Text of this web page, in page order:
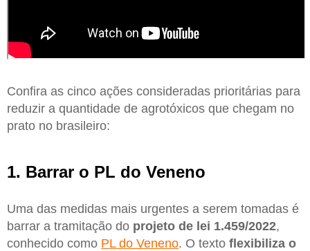
Confira as cinco ações consideradas prioritárias para
reduzir a quantidade de agrotóxicos que chegam no
prato no brasileiro:
1. Barrar o PL do Veneno
Uma das medidas mais urgentes a serem tomadas é
barrar a tramitação do projeto de lei 1.459/2022,
conhecido como PL do Veneno. O texto flexibiliza o